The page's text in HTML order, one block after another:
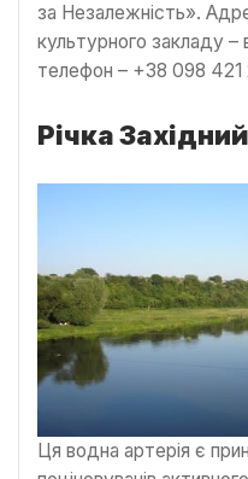
за Незалежність».
культурного закладу
телефон – +38 098 421
Річка
Ця водна артерія є